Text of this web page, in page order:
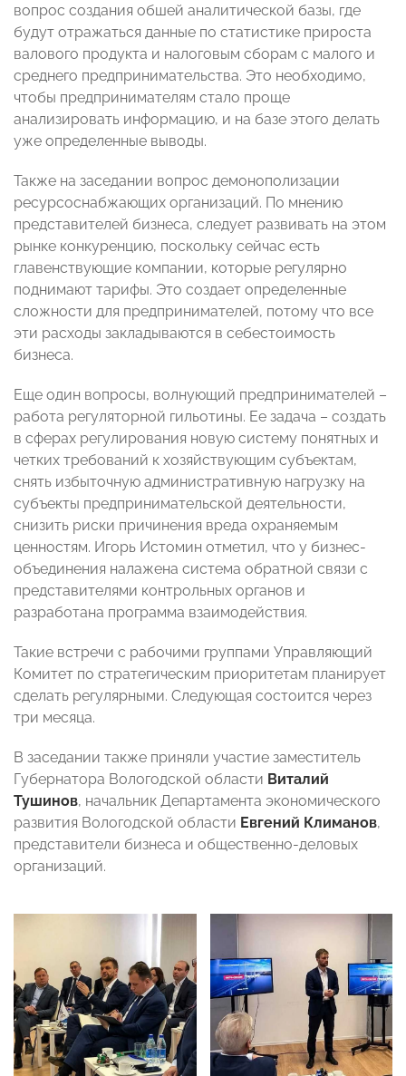
вопрос создания обшей аналитической базы, где
будут отражаться данные по статистике прироста
валового продукта и налоговым сборам с малого и
среднего предпринимательства. Это необходимо,
чтобы предпринимателям стало проще
анализировать информацию, и на базе этого делать
уже определенные выводы.
Также на заседании вопрос демонополизации
ресурсоснабжающих организаций. По мнению
представителей бизнеса, следует развивать на этом
рынке конкуренцию, поскольку сейчас есть
главенствующие компании, которые регулярно
поднимают тарифы. Это создает определенные
сложности для предпринимателей, потому что все
эти расходы закладываются в себестоимость
бизнеса.
Еще один вопросы, волнующий предпринимателей –
работа регуляторной гильотины. Ее задача – создать
в сферах регулирования новую систему понятных и
четких требований к хозяйствующим субъектам,
снять избыточную административную нагрузку на
субъекты предпринимательской деятельности,
снизить риски причинения вреда охраняемым
ценностям. Игорь Истомин отметил, что у бизнес-
объединения налажена система обратной связи с
представителями контрольных органов и
разработана программа взаимодействия.
Такие встречи с рабочими группами Управляющий
Комитет по стратегическим приоритетам планирует
сделать регулярными. Следующая состоится через
три месяца.
В заседании также приняли участие заместитель
Губернатора Вологодской области Виталий
Тушинов, начальник Департамента экономического
развития Вологодской области Евгений Климанов,
представители бизнеса и общественно-деловых
организаций.